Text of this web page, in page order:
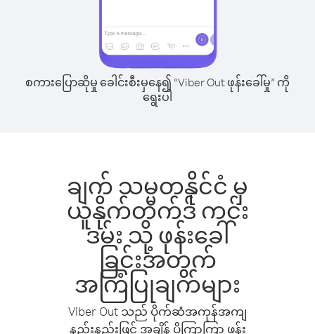
စကားပြောဆိုမှု ခေါင်းစီးမှနေ၍ “Viber Out ဖုန်းခေါ်မှု” ကို
ရွေးပါ
ချက် သမ္မတနိုင်ငံ မှ
ယူနိုက်တက်ဒ် ကင်း
ဒမ်း သို့ ဖုန်းခေါ်
ခြင်းအတွက်
အကြံပြုချက်များ
Viber Out သည် ပိုက်ဆံအကုန်အကျ
နည်းနည်းဖြင့် အချိန် ပိုကြာကြာ ဖုန်း